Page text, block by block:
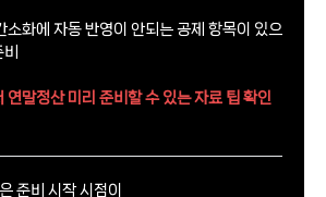
소화에 자동 반영이 안되는 공제 항목이 있으
연말정산 미리 준비할 수 있는 자료 팁 확인
준비 시작 시점이